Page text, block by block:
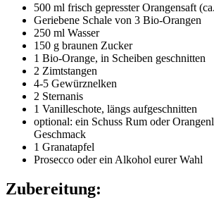
500 ml frisch gepresster Orangensaft
Geriebene Schale von 3 Bio-Orangen
250 ml Wasser
150 g braunen Zucker
1 Bio-Orange, in Scheiben geschnitten
2 Zimtstangen
4-5 Gewürznelken
2 Sternanis
1 Vanilleschote, längs aufgeschnitten
optional: ein Schuss Rum oder
Geschmack
1 Granatapfel
Prosecco oder ein Alkohol eurer Wahl
Zubereitung: